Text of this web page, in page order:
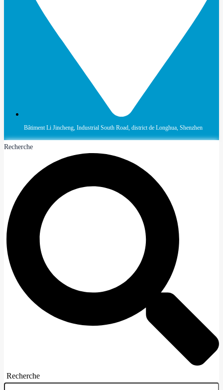
Bâtiment Li Jincheng, Industrial South Road, district de Longhua, Shenzhen
Recherche
Recherche